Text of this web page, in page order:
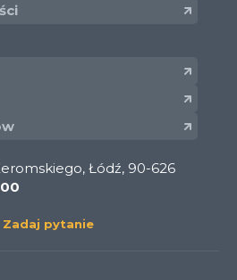
Łódź, 90-626
Zadaj pytanie